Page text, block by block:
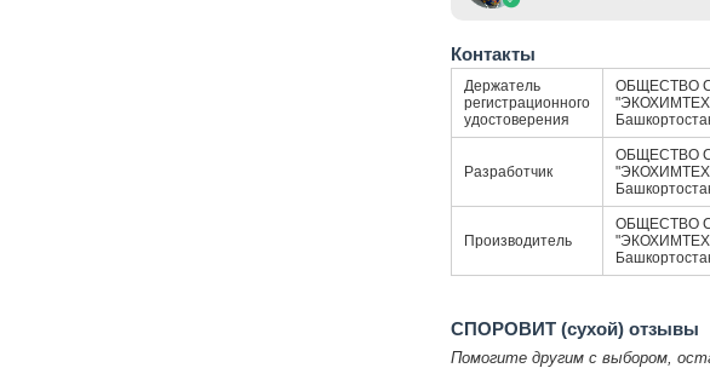
Контакты
Держатель
регистрационного
удостоверения
ОБЩЕСТВО
Разработчик
ОБЩЕСТВО
Производитель
ОБЩЕСТВО
СПОРОВИТ (сухой) отзывы
Помогите другим с выбором,